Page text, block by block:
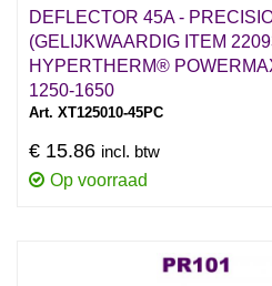
DEFLECTOR 45A -
(GELIJKWAARDIG ITEM
HYPERTHERM®
1250-1650
Art. XT125010-45PC
€ 15.86 incl. btw
Op voorraad